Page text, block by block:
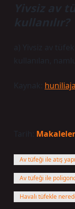
Yivsiz av
kullanılır?
a) Yivsiz av
kullanılan,
Kaynak:
Tarih: Makaleler
Av tüfeği ile atış
Av tüfeği ile
Havalı tüfekle